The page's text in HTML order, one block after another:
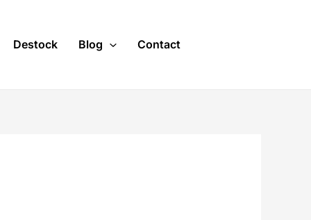
Destock Blog Contact